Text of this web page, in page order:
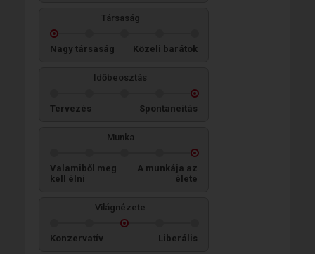
Társaság
Nagy társaság Közeli barátok
Időbeosztás
Tervezés Spontaneitás
Munka
Valamiből meg
kell élni
A munkája az
élete
Világnézete
Konzervatív Liberális